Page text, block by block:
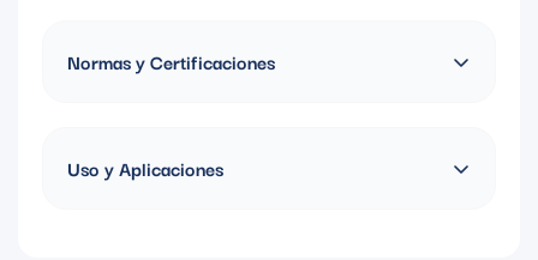
Normas y Certificaciones
Uso y Aplicaciones